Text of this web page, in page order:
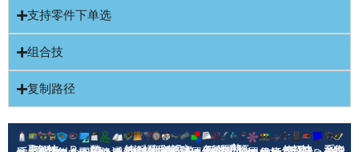
支持零件下单选
组合技
复制路径